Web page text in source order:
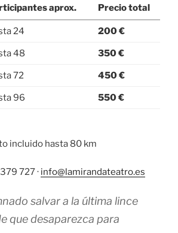
aprox. Precio total
24 200 €
48 350 €
72 450 €
96 550 €
incluido hasta 80 km
727 · info@lamirandateatro.es
salvar a la última lince
que desaparezca para